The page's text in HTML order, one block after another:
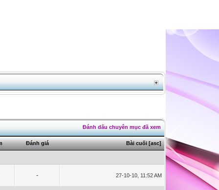
Đánh dấu chuyên mục đã xem
Đánh giá Bài cuối [asc]
- 27-10-10, 11:52 AM